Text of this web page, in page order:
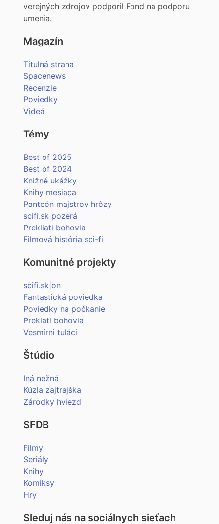
verejných zdrojov podporil Fond na podporu
umenia.
Magazín
Titulná strana
Spacenews
Recenzie
Poviedky
Videá
Témy
Best of 2025
Best of 2024
Knižné ukážky
Knihy mesiaca
Panteón majstrov hrôzy
scifi.sk pozerá
Prekliati bohovia
Filmová história sci-fi
Komunitné projekty
scifi.sk|on
Fantastická poviedka
Poviedky na počkanie
Preklati bohovia
Vesmírni tuláci
Štúdio
Iná nežná
Kúzla zajtrajška
Zárodky hviezd
SFDB
Filmy
Seriály
Knihy
Komiksy
Hry
Sleduj nás na sociálnych sieťach